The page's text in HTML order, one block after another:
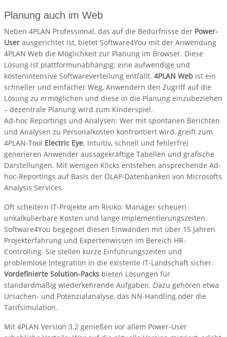
Planung auch im Web
Neben 4PLAN Professional, das auf die Bedürfnisse der Power-
User ausgerichtet ist, bietet Software4You mit der Anwendung
4PLAN Web die Möglichkeit zur Planung im Browser. Diese
Lösung ist plattformunabhängig; eine aufwendige und
kostenintensive Softwareverteilung entfällt. 4PLAN Web ist ein
schneller und einfacher Weg, Anwendern den Zugriff auf die
Lösung zu ermöglichen und diese in die Planung einzubeziehen
– dezentrale Planung wird zum Kinderspiel.
Ad-hoc Reportings und Analysen: Wer mit spontanen Berichten
und Analysen zu Personalkosten konfrontiert wird, greift zum
4PLAN-Tool Electric Eye. Intuitiv, schnell und fehlerfrei
generieren Anwender aussagekräftige Tabellen und grafische
Darstellungen. Mit wenigen Klicks entstehen ansprechende Ad-
hoc-Reportings auf Basis der OLAP-Datenbanken von Microsofts
Analysis Services.
Oft scheitern IT-Projekte am Risiko: Manager scheuen
unkalkulierbare Kosten und lange Implementierungszeiten.
Software4You begegnet diesen Einwänden mit über 15 Jahren
Projekterfahrung und Expertenwissen im Bereich HR-
Controlling. Sie stellen kurze Einführungszeiten und
problemlose Integration in die existente IT-Landschaft sicher.
Vordefinierte Solution-Packs bieten Lösungen für
standardmäßig wiederkehrende Aufgaben. Dazu gehören etwa
Ursachen- und Potenzialanalyse, das NN-Handling oder die
Tarifsimulation.
Mit 4PLAN Version 3.2 genießen vor allem Power-User